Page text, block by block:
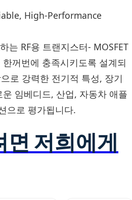
High-Performance
는 RF용 트랜지스터- MOSFET
꺼번에 충족시키도록 설계되
로 강력한 전기적 특성, 장기
임베디드, 산업, 자동차 애플
으로 평가됩니다.
면 저희에게